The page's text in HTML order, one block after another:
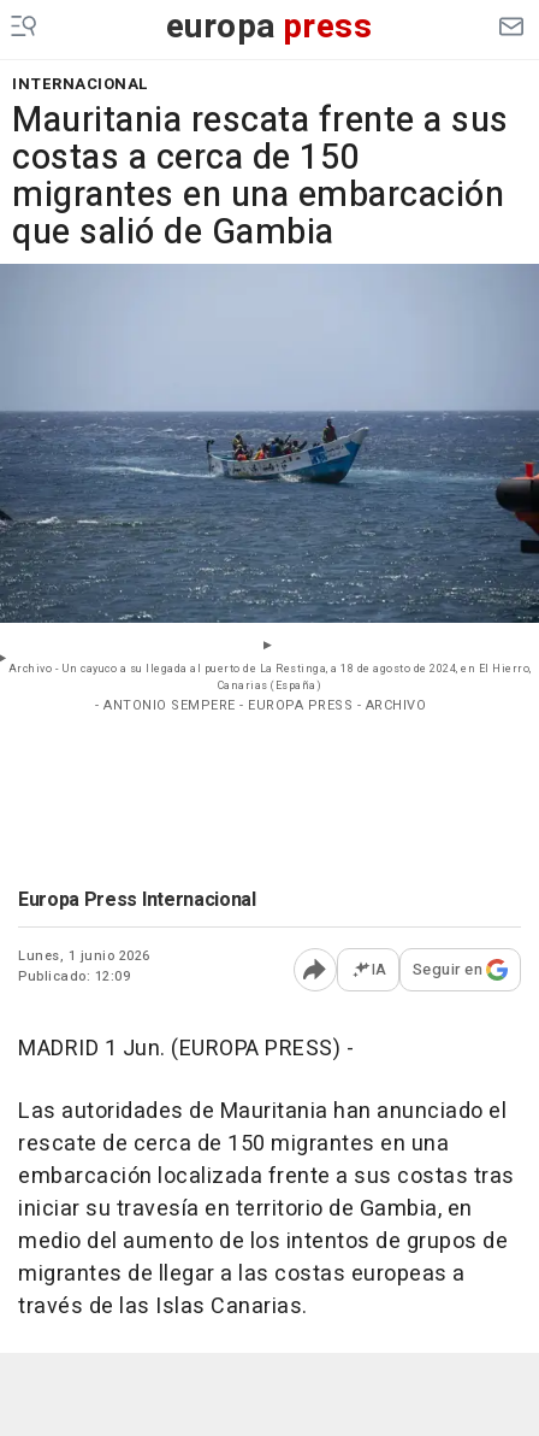
europa press
INTERNACIONAL
Mauritania rescata frente a sus
costas a cerca de 150
migrantes en una embarcación
que salió de Gambia
Archivo - Un cayuco a su llegada al puerto de La Restinga, a 18 de agosto de 2024, en El Hierro,
Canarias (España)
- ANTONIO SEMPERE - EUROPA PRESS - ARCHIVO
Europa Press Internacional
Lunes, 1 junio 2026
Publicado: 12:09
Abrir opciones para
IA Seguir en
MADRID 1 Jun. (EUROPA PRESS) -
Las autoridades de Mauritania han anunciado el
rescate de cerca de 150 migrantes en una
embarcación localizada frente a sus costas tras
iniciar su travesía en territorio de Gambia, en
medio del aumento de los intentos de grupos de
migrantes de llegar a las costas europeas a
través de las Islas Canarias.